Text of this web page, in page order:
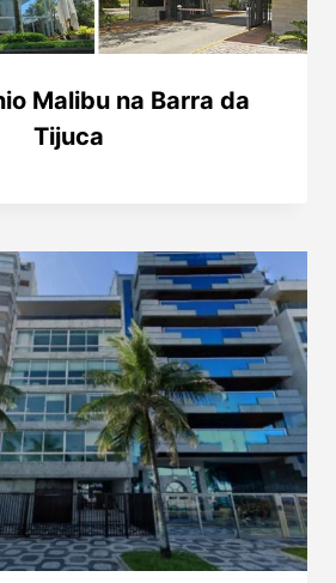
Malibu na Barra da
Tijuca